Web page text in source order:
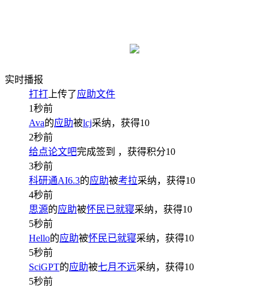
实时播报
打打 上传了 应助文件
1秒前
Ava的应助被lcj采纳，获得10
2秒前
给点论文吧完成签到 ，获得积分10
3秒前
科研通AI6.3的应助被考拉采纳，获得10
4秒前
思源的应助被怀民已就寝采纳，获得10
5秒前
Hello的应助被怀民已就寝采纳，获得10
5秒前
SciGPT的应助被七月不远采纳，获得10
5秒前